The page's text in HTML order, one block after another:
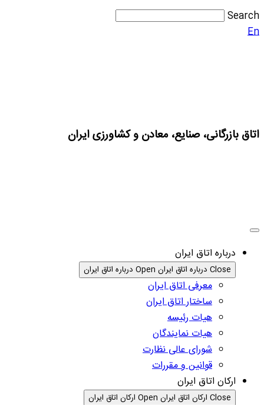
Search
En
اتاق بازرگانی، صنایع، معادن و کشاورزی ایران
درباره اتاق ایران
Close درباره اتاق ایران Open درباره اتاق ایران
معرفی اتاق ایران
ساختار اتاق ایران
هیات رئیسه
هیات نمایندگان
شورای عالی نظارت
قوانین و مقررات
ارکان اتاق ایران
Close ارکان اتاق ایران Open ارکان اتاق ایران